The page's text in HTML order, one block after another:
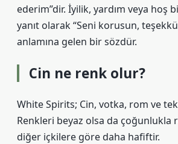
ederim”dir. İyilik, yardım veya hoş
yanıt olarak “Seni korusun,
anlamına gelen bir sözdür.
Cin ne renk olur?
White Spirits; Cin, votka, rom ve
Renkleri beyaz olsa da çoğunlukla
diğer içkilere göre daha hafiftir.